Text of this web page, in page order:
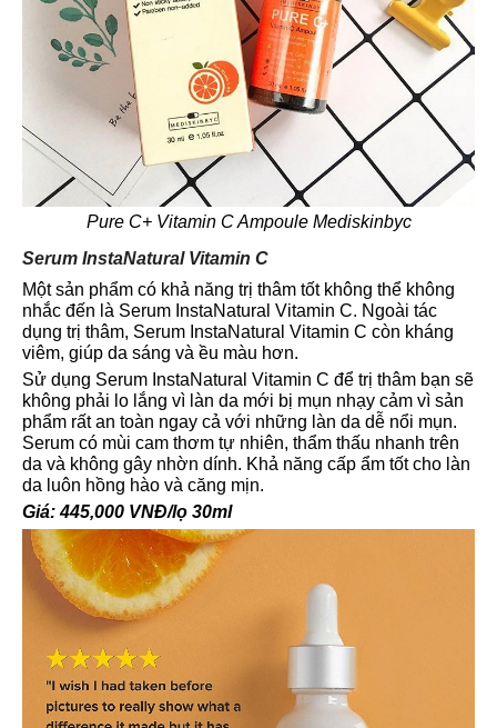
Pure C+ Vitamin C Ampoule Mediskinbyc
Serum InstaNatural Vitamin C
Một sản phẩm có khả năng trị thâm tốt không thể không
nhắc đến là Serum InstaNatural Vitamin C. Ngoài tác
dụng trị thâm, Serum InstaNatural Vitamin C còn kháng
viêm, giúp da sáng và ều màu hơn.
Sử dụng Serum InstaNatural Vitamin C để trị thâm bạn sẽ
không phải lo lắng vì làn da mới bị mụn nhạy cảm vì sản
phẩm rất an toàn ngay cả với những làn da dễ nổi mụn.
Serum có mùi cam thơm tự nhiên, thẩm thấu nhanh trên
da và không gây nhờn dính. Khả năng cấp ẩm tốt cho làn
da luôn hồng hào và căng mịn.
Giá: 445,000 VNĐ/lọ 30ml